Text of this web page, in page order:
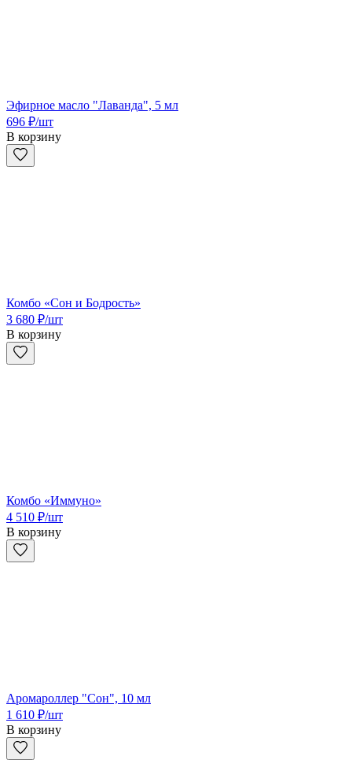
Эфирное масло "Лаванда", 5 мл
696 ₽/шт
В корзину
Комбо «Сон и Бодрость»
3 680 ₽/шт
В корзину
Комбо «Иммуно»
4 510 ₽/шт
В корзину
Аромароллер "Сон", 10 мл
1 610 ₽/шт
В корзину